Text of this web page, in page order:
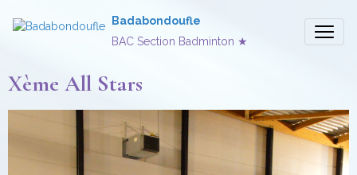
Badabondoufle
BAC Section Badminton ★
Xème All Stars